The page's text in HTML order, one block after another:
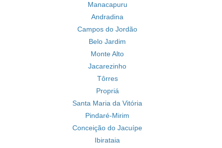
Manacapuru
Andradina
Campos do Jordão
Belo Jardim
Monte Alto
Jacarezinho
Tôrres
Propriá
Santa Maria da Vitória
Pindaré-Mirim
Conceição do Jacuípe
Ibirataia